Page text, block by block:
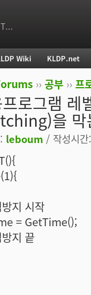
›› 공부 ›› 프
로그램
을 막
leboum / 작성시
지 시작
= GetTime();
지 끝
Wiki KLDP.net